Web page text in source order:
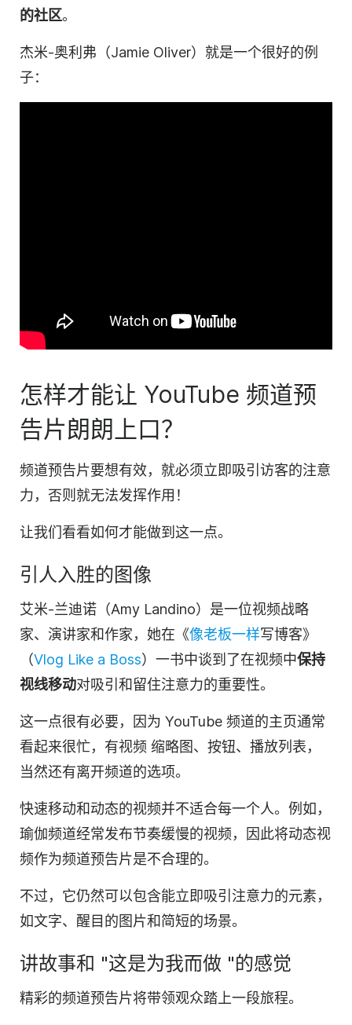
的社区。
杰米-奥利弗（Jamie Oliver）就是一个很好的例
子：
怎样才能让 YouTube 频道预
告片朗朗上口？
频道预告片要想有效，就必须立即吸引访客的注意
力，否则就无法发挥作用！
让我们看看如何才能做到 这一点。
引人入胜的图像
艾米-兰迪诺（Amy Landino）是一位视频战略
家、演讲家和作家，她在《像老板一样写博客》
（Vlog Like a Boss）一书中谈到了在视频中保持
视线移动对吸引和留住注意力的重要性。
这一点很有必要，因为 YouTube 频道的主页通常
看起来很忙，有视频 缩略图、按钮、播放列表，
当然还有离开频道的选项。
快速移动和动态的视频并不适合每一个人。例如，
瑜伽频道经常发布节奏缓慢的视频，因此将动态视
频作为频道预告片是不合理的。
不过，它仍然可以包含能立即吸引注意力的元素，
如文字、醒目的图片和简短的场景。
讲故事和 "这是为我而做 "的感觉
精彩的频道预告片将带领观众踏上一段旅程。